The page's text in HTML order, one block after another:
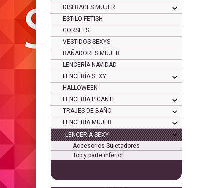
DISFRACES MUJER
ESTILO FETISH
CORSETS
VESTIDOS SEXYS
BAÑADORES MUJER
LENCERÍA NAVIDAD
LENCERÍA SEXY
HALLOWEEN
LENCERÍA PICANTE
TRAJES DE BAÑO
LENCERÍA MUJER
LENCERÍA SEXY
Accesorios Sujetadores
Top y parte inferior